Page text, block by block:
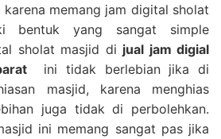
memang jam digital sholat
bentuk yang sangat simple
sholat masjid di jual jam digial
ini tidak berlebian jika di
masjid, karena menghias
juga tidak di perbolehkan.
ini memang sangat pas jika